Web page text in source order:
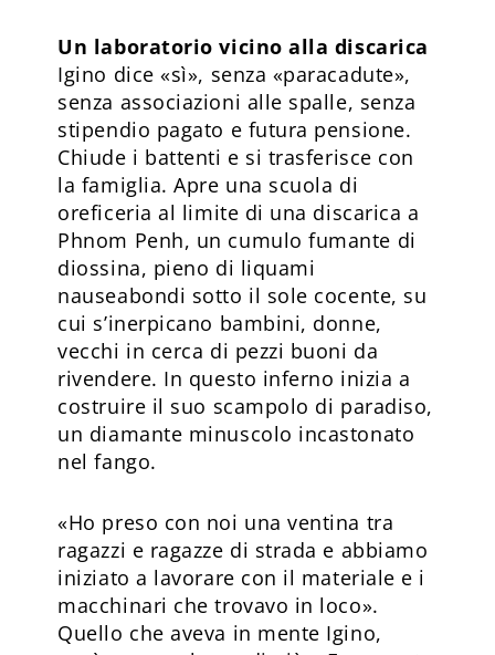
Un laboratorio vicino alla discarica
Igino dice «sì», senza «paracadute»,
senza associazioni alle spalle, senza
stipendio pagato e futura pensione.
Chiude i battenti e si trasferisce con
la famiglia. Apre una scuola di
oreficeria al limite di una discarica a
Phnom Penh, un cumulo fumante di
diossina, pieno di liquami
nauseabondi sotto il sole cocente, su
cui s’inerpicano bambini, donne,
vecchi in cerca di pezzi buoni da
rivendere. In questo inferno inizia a
costruire il suo scampolo di paradiso,
un diamante minuscolo incastonato
nel fango.
«Ho preso con noi una ventina tra
ragazzi e ragazze di strada e abbiamo
iniziato a lavorare con il materiale e i
macchinari che trovavo in loco».
Quello che aveva in mente Igino,